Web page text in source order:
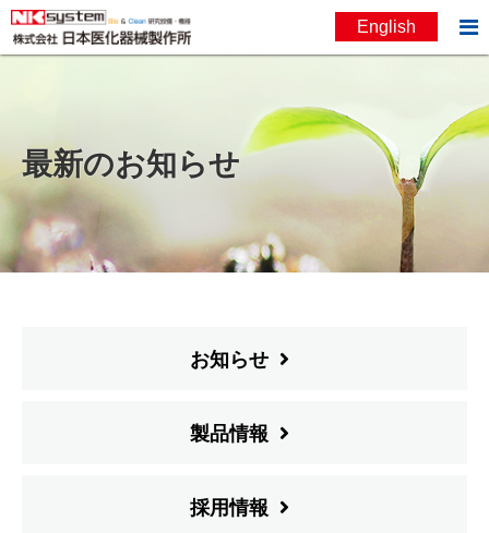
English 
最新のお知らせ
お知らせ
製品情報
採用情報